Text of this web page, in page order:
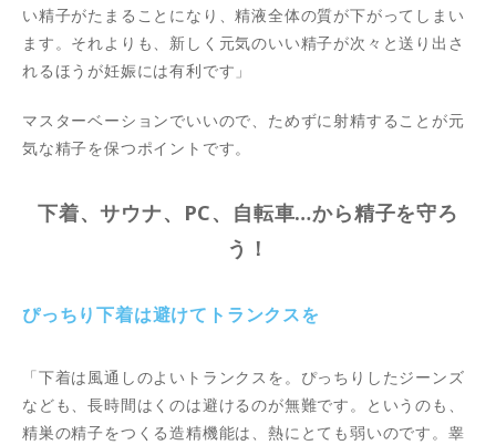
い精子がたまることになり、精液全体の質が下がってしまい
ます。それよりも、新しく元気のいい精子が次々と送り出さ
れるほうが妊娠には有利です」
マスターベーションでいいので、ためずに射精することが元
気な精子を保つポイントです。
下着、サウナ、PC、自転車…から精子を守ろ
う！
ぴっちり下着は避けてトランクスを
「下着は風通しのよいトランクスを。ぴっちりしたジーンズ
なども、長時間はくのは避けるのが無難です。というのも、
精巣の精子をつくる造精機能は、熱にとても弱いのです。睾